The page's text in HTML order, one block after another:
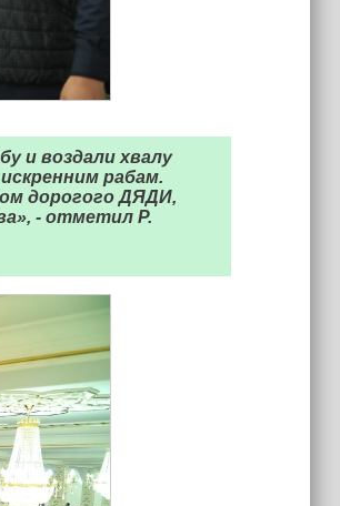
и воздали хвалу
рабам.
дорогого ДЯДИ,
- отметил Р.